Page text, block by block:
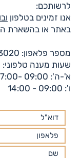
לרשותכם:
אנו זמינים בטלפון
באתר או בהשארת
מספר פלאפון:
שעות מענה טלפוני:
א'-ה': 09:00 -17:00
ו': 09:00 - 14:00